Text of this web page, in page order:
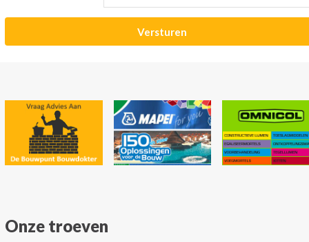
Onze troeven